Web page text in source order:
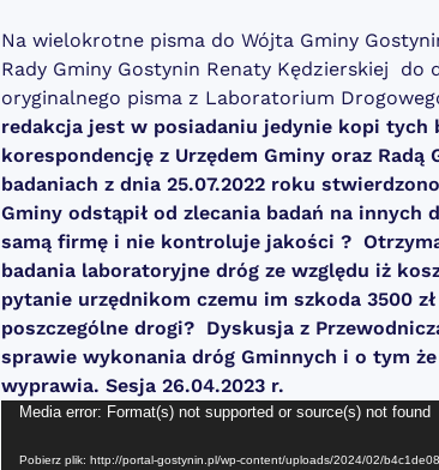
Na wielokrotne pisma do Wójta Gminy
Rady Gminy Gostynin Renaty Kędzierskiej do
oryginalnego pisma z Laboratorium
redakcja jest w posiadaniu jedynie kopi tych
korespondencję z Urzędem Gminy oraz
badaniach z dnia 25.07.2022 roku
Gminy odstąpił od zlecania badań na
samą firmę i nie kontroluje jakości ?
badania laboratoryjne dróg ze względu iż
pytanie urzędnikom czemu im szkoda 3500
poszczególne drogi? Dyskusja z
sprawie wykonania dróg Gminnych i o tym
wyprawia. Sesja 26.04.2023 r.
Odtwarzacz
Media error: Format(s) not supported or source(s) not found
Pobierz plik: http://portal-gostynin.pl/wp-content/uploads/2024/02/